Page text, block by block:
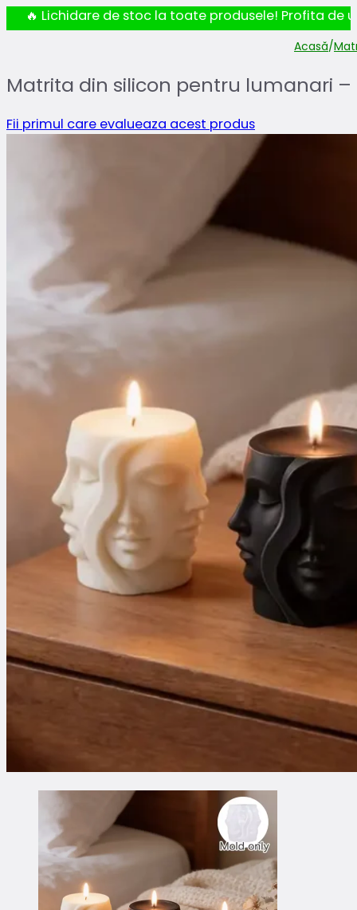
🔥 Lichidare de stoc la toate produsele! Profita de
Acasă/
Matrita din silicon pentru lumanari –
Fii primul care evalueaza acest produs